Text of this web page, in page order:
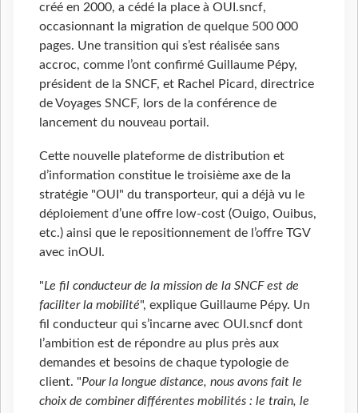
créé en 2000, a cédé la place à OUI.sncf,
occasionnant la migration de quelque 500 000
pages. Une transition qui s’est réalisée sans
accroc, comme l’ont confirmé Guillaume Pépy,
président de la SNCF, et Rachel Picard, directrice
de Voyages SNCF, lors de la conférence de
lancement du nouveau portail.
Cette nouvelle plateforme de distribution et
d’information constitue le troisième axe de la
stratégie "OUI" du transporteur, qui a déjà vu le
déploiement d’une offre low-cost (Ouigo, Ouibus,
etc.) ainsi que le repositionnement de l’offre TGV
avec inOUI.
"Le fil conducteur de la mission de la SNCF est de
faciliter la mobilité", explique Guillaume Pépy. Un
fil conducteur qui s’incarne avec OUI.sncf dont
l’ambition est de répondre au plus près aux
demandes et besoins de chaque typologie de
client. "Pour la longue distance, nous avons fait le
choix de combiner différentes mobilités : le train, le